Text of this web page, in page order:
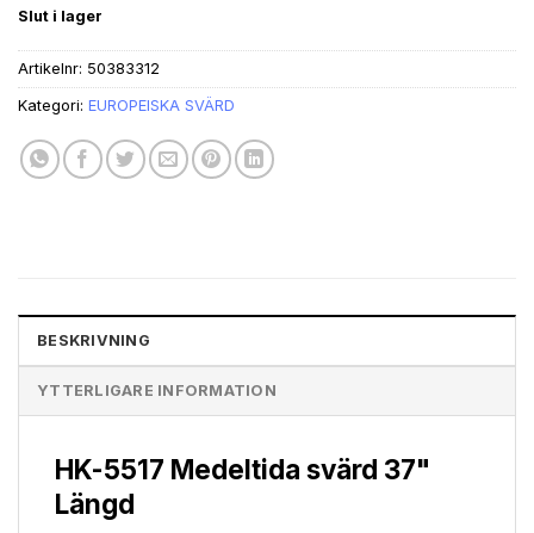
var:
kr1,093.86.
är:
kr989.23.
Slut i lager
Artikelnr: 50383312
Kategori: EUROPEISKA SVÄRD
BESKRIVNING
YTTERLIGARE INFORMATION
HK-5517 Medeltida svärd 37"
Längd